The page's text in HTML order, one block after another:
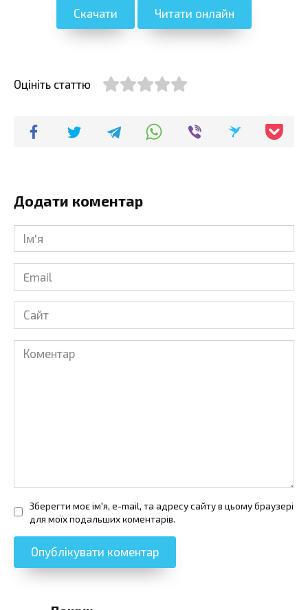
Скачати Читати онлайн
Оцініть статтю
Додати коментар
Ім'я
Email
Сайт
Коментар
Зберегти моє ім'я, e-mail, та адресу сайту в цьому браузері
для моїх подальших коментарів.